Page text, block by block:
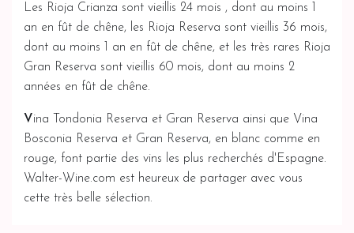
Les Rioja Crianza sont vieillis 24 mois , dont au moins 1
an en fût de chêne, les Rioja Reserva sont vieillis 36 mois,
dont au moins 1 an en fût de chêne, et les très rares Rioja
Gran Reserva sont vieillis 60 mois, dont au moins 2
années en fût de chêne.
Vina Tondonia Reserva et Gran Reserva ainsi que Vina
Bosconia Reserva et Gran Reserva, en blanc comme en
rouge, font partie des vins les plus recherchés d'Espagne.
Walter-Wine.com est heureux de partager avec vous
cette très belle sélection.